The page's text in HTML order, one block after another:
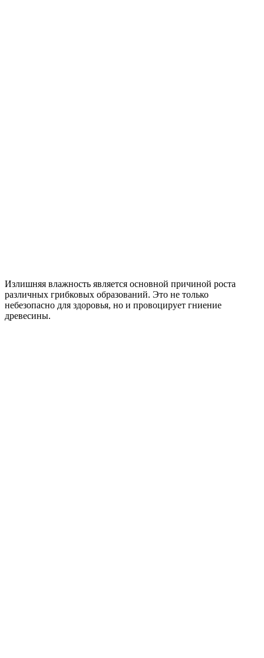
Излишняя влажность является основной причиной роста
различных грибковых образований. Это не только
небезопасно для здоровья, но и провоцирует гниение
древесины.